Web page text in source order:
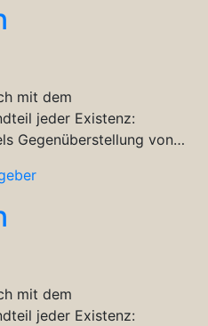
mit dem
jeder Existenz:
Gegenüberstellung von…
mit dem
jeder Existenz: